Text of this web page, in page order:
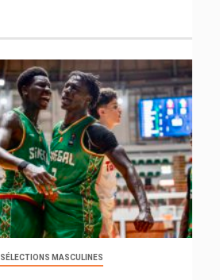
SÉLECTIONS MASCULINES